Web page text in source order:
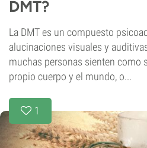
DMT?
La DMT es un compuesto
alucinaciones visuales y
muchas personas sienten como
propio cuerpo y el mundo, o...
1